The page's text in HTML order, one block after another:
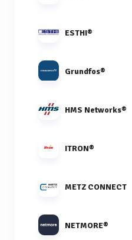
ESTHI®
Grundfos®
HMS Networks®
ITRON®
METZ CONNECT
NETMORE®